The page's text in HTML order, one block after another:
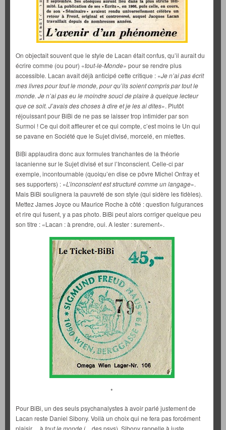
On objectait souvent que le style de Lacan était confus, qu’il aurait du
écrire comme (ou pour) «tout-le-Monde» pour se rendre plus
accessible. Lacan avait déjà anticipé cette critique : «Je n’ai pas écrit
mes livres pour tout le monde, pour qu’ils soient compris par tout le
monde. Je n’ai pas eu le moindre souci de plaire à quelque lecteur
que ce soit. J’avais des choses à dire et je les ai dites». Plutôt
réjouissant pour BiBi de ne pas se laisser trop intimider par son
Surmoi ! Ce qui doit affleurer et ce qui compte, c’est moins le Un qui
se pavane en Société que le Sujet divisé, morcelé, en miettes.
BiBi applaudira donc aux formules tranchantes de la théorie
lacanienne sur le Sujet divisé et sur l’Inconscient. Celle-ci par
exemple, incontournable (quoiqu’en dise ce pôvre Michel Onfray et
ses supporters) : «L’inconscient est structuré comme un langage».
Mais BiBi soulignera la pauvreté de son style (qui sidère les fidèles).
Mettez James Joyce ou Maurice Roche à côté : question fulgurances
et rire qui fusent, y a pas photo. BiBi peut alors corriger quelque peu
son titre : «Lacan : à prendre, oui. A lester : surement».
*
Pour BiBi, un des seuls psychanalystes à avoir parlé justement de
Lacan reste Daniel Sibony. Voilà un choix qui ne fera pas forcément
plaisir… à tout le monde (…des psys). Sibony rappelle à juste